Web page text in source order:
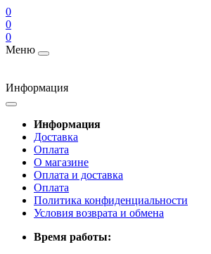
0
0
0
Меню
Информация
Информация
Доставка
Оплата
О магазине
Оплата и доставка
Оплата
Политика конфиденциальности
Условия возврата и обмена
Время работы: